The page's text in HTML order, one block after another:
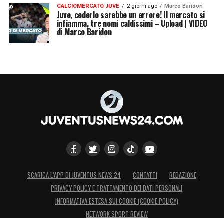
CALCIOMERCATO JUVE 2 giorni ago Marco Baridon
Juve, cederlo sarebbe un errore! Il mercato si
infiamma, tre nomi caldissimi – Upload | VIDEO
di Marco Baridon
SCARICA L’APP DI JUVENTUS NEWS 24 CONTATTI
REDAZIONE
PRIVACY POLICY E TRATTAMENTO DEI DATI PERSONALI
INFORMATIVA ESTESA SUI COOKIE (COOKIE POLICY)
NETWORK SPORT REVIEW